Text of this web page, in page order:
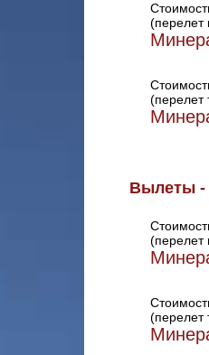
(перелет
(перелет
Вылеты -
(перелет
(перелет